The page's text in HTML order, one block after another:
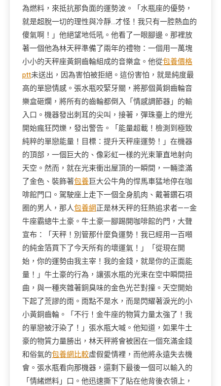
為燃料，來抵抗那負面的運勢波。「水瓶座的優勢，
就是超脫一切的理性與冷靜…才怪！我只有一腔熱血的
傻氣啊！」他絕望地低吼。他看了一眼腳邊。那裡放
著一個他為林天秤準備了兩年的禮物：一個用一萬塊
小小的天秤座黃銅齒輪組成的音樂盒。他從包養價格
ptt未送出，因為害怕被拒絕。這份害怕，就是純度最
高的單戀情感。張水瓶咬緊牙關，將那個黃銅齒輪音
樂盒砸爛，將所有的齒輪都倒入「情感調節器」的輸
入口。機器發出刺耳的尖叫，接著，彈珠臺上的燈光
開始瘋狂閃爍，發出警告。「能量超載！檢測到極致
純粹的單戀能量！目標：提升天秤座運勢！」在機器
的頂部，一個巨大的、像彩虹一樣的光束筆直地射向
天空。然而，就在光束衝出屋頂的一瞬間，一輛塗滿
了金色、裝飾著包養巨大公牛角的悍馬車猛地停在咖
啡館門口。駕駛座上走下一個全身肌肉、戴著鑽石項
圈的男人，那人包養網正是林天秤的狂熱追求者——金
牛座霸總牛土豪。牛土豪一腳踢開咖啡館的門，大聲
宣布：「天秤！別管那什麼負運勢！我已經用一百噸
的純金箔買下了今天所有的壞運氣！」「從現在開
始，你的運勢由我主宰！我的金錢，就是你的正面能
量！」牛土豪的行為，讓張水瓶的光束在空中瞬間扭
曲，與一種夾雜著銅臭味的金色光芒對撞。天空開始
下起了荒謬的雨。雨點不是水，而是閃耀著淚光的小
小黃銅齒輪。「不行！金牛座的物質力量太強了！我
的單戀被汙染了！」張水瓶大喊。他知道，如果牛土
豪的物質力量勝出，林天秤將會被困在一個充滿金錢
和俗氣的包養網比較虛假愛情裡，而他將永遠失去機
會。張水瓶看向那機器，還剩下最後一個可以輸入的
「情緒燃料」口。他迅速撕下了貼在他背後衣領上，